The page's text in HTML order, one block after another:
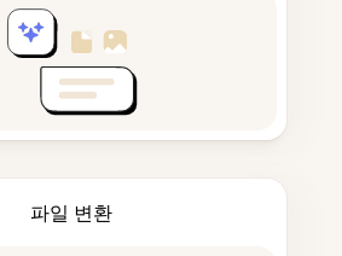
파일 변환